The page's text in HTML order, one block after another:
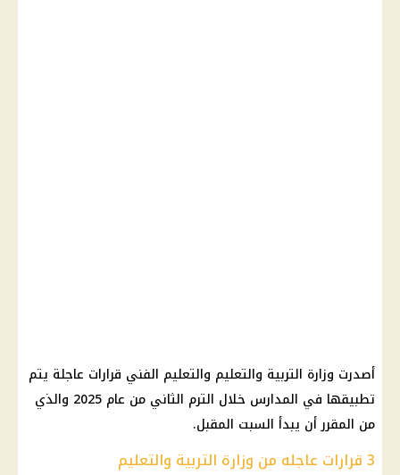
أصدرت وزارة التربية والتعليم والتعليم الفني قرارات عاجلة يتم
تطبيقها في المدارس خلال الترم الثاني من عام 2025 والذي
من المقرر أن يبدأ السبت المقبل.
3 قرارات عاجله من وزارة التربية والتعليم